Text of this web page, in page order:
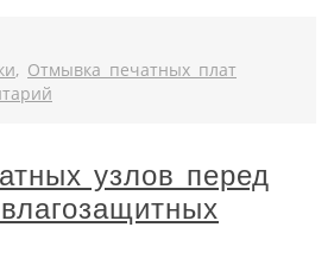
, Отмывка печатных плат
узлов перед